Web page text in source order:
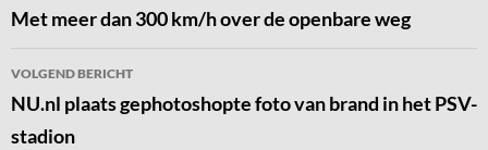
navigatie
Met meer dan 300 km/h over de openbare weg
VOLGEND BERICHT
NU.nl plaats gephotoshopte foto van brand in het PSV-
stadion